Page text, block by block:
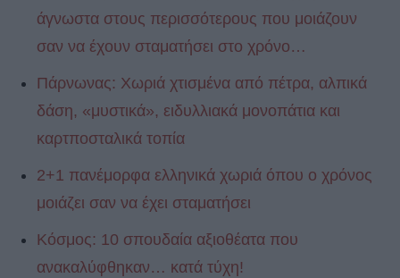
άγνωστα στους περισσότερους που μοιάζουν
σαν να έχουν σταματήσει στο χρόνο…
Πάρνωνας: Χωριά χτισμένα από πέτρα, αλπικά
δάση, «μυστικά», ειδυλλιακά μονοπάτια και
καρτποσταλικά τοπία
2+1 πανέμορφα ελληνικά χωριά όπου ο χρόνος
μοιάζει σαν να έχει σταματήσει
Κόσμος: 10 σπουδαία αξιοθέατα που
ανακαλύφθηκαν… κατά τύχη!